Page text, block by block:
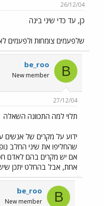
26/12/04
כן, עד כדי שיני בינה
שלפעמים צומחות ולפעמים
B
be_roo
New member
27/12/04
תלוי למה התכוונה השאלה
ידוע על מקרים של אנשים
שהחליפו את שיני החלב
אם יש מקרים בהם לאדם
אחת, אבל בהחלט יתכן
B
be_roo
New member